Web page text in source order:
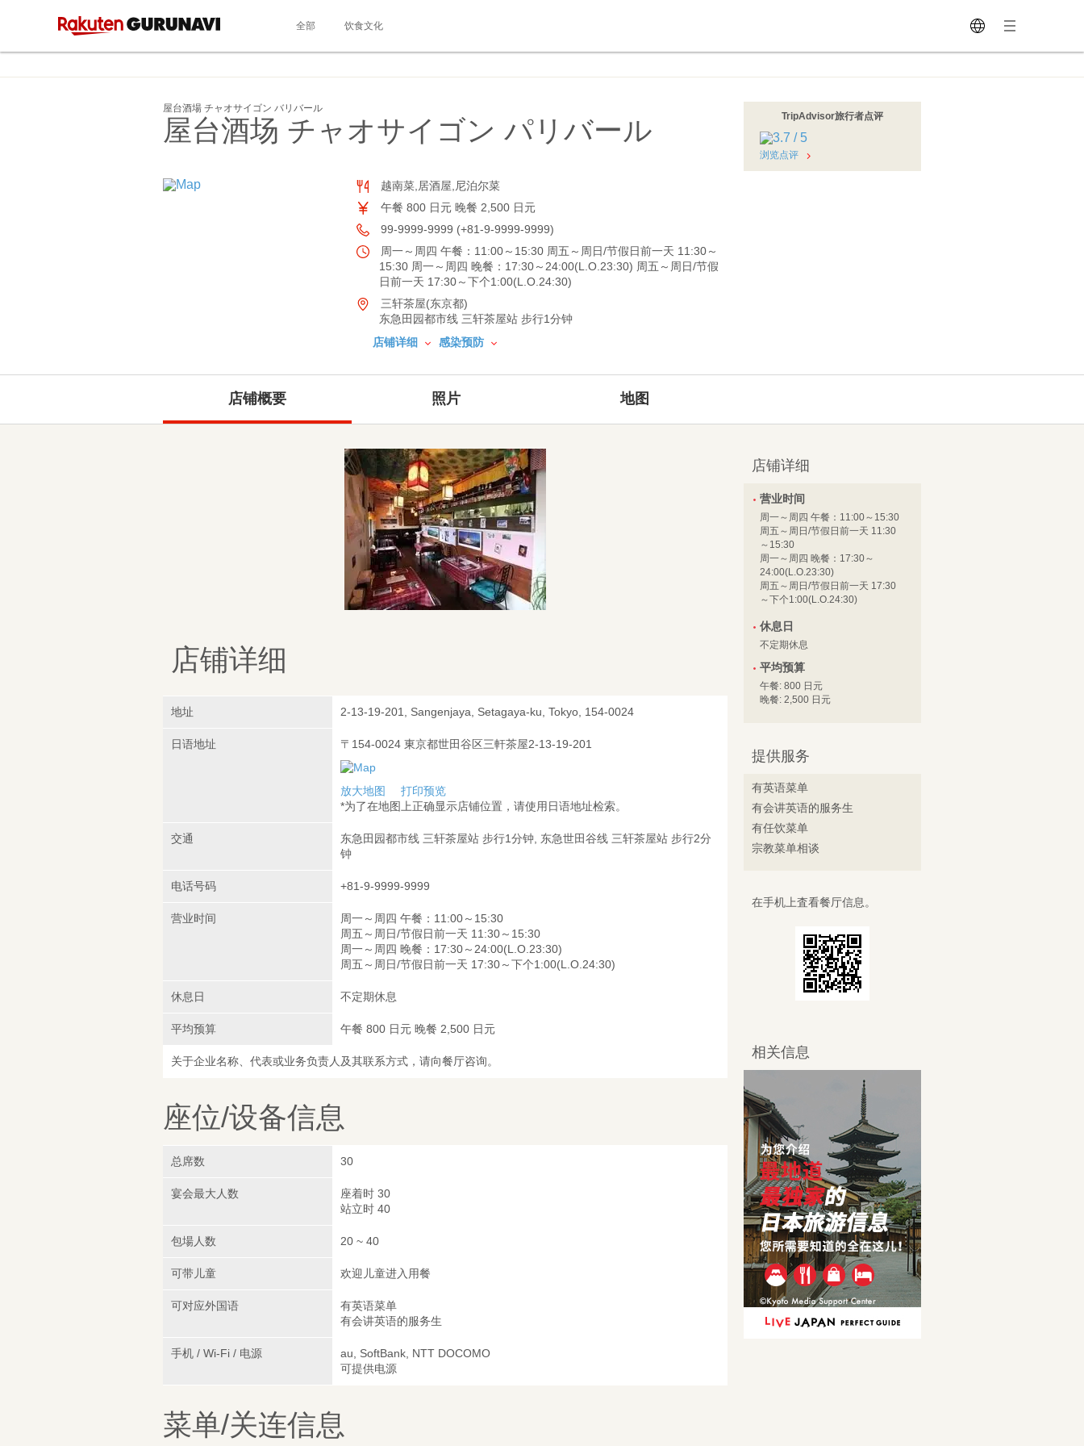
全部 饮食文化
屋台酒場 チャオサイゴン バリバール
屋台酒场 チャオサイゴン パリバール
越南菜,居酒屋,尼泊尔菜
午餐 800 日元 晚餐 2,500 日元
99-9999-9999 (+81-9-9999-9999)
周一～周四 午餐：11:00～15:30 周五～周日/节假日前一天 11:30～
15:30 周一～周四 晚餐：17:30～24:00(L.O.23:30) 周五～周日/节假
日前一天 17:30～下个1:00(L.O.24:30)
三轩茶屋(东京都)
东急田园都市线 三轩茶屋站 步行1分钟
店铺详细
感染预防
TripAdvisor旅行者点评
浏览点评
店铺概要 照片 地图
店铺详细
地址 2-13-19-201, Sangenjaya, Setagaya-ku, Tokyo, 154-0024
日语地址 〒154-0024 東京都世田谷区三軒茶屋2-13-19-201
放大地图
打印预览
*为了在地图上正确显示店铺位置，请使用日语地址检索。
交通
东急田园都市线 三轩茶屋站 步行1分钟, 东急世田谷线 三轩茶屋站 步行2分
钟
电话号码 +81-9-9999-9999
营业时间
周一～周四 午餐：11:00～15:30
周五～周日/节假日前一天 11:30～15:30
周一～周四 晚餐：17:30～24:00(L.O.23:30)
周五～周日/节假日前一天 17:30～下个1:00(L.O.24:30)
休息日 不定期休息
平均预算 午餐 800 日元 晚餐 2,500 日元
关于企业名称、代表或业务负责人及其联系方式，请向餐厅咨询。
座位/设备信息
总席数 30
宴会最大人数
座着时 30
站立时 40
包場人数 20 ~ 40
可带儿童 欢迎儿童进入用餐
可对应外国语
有英语菜单
有会讲英语的服务生
手机 / Wi-Fi / 电源
au, SoftBank, NTT DOCOMO
可提供电源
菜单/关连信息
店铺详细
营业时间
周一～周四 午餐：11:00～15:30
周五～周日/节假日前一天 11:30
～15:30
周一～周四 晚餐：17:30～
24:00(L.O.23:30)
周五～周日/节假日前一天 17:30
～下个1:00(L.O.24:30)
休息日
不定期休息
平均预算
午餐: 800 日元
晚餐: 2,500 日元
提供服务
有英语菜单
有会讲英语的服务生
有任饮菜单
宗教菜单相谈
在手机上査看餐厅信息。
相关信息